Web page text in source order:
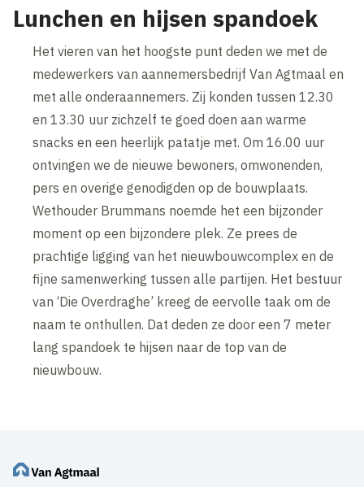
Lunchen en hijsen spandoek
Het vieren van het hoogste punt deden we met de
medewerkers van aannemersbedrijf Van Agtmaal en
met alle onderaannemers. Zij konden tussen 12.30
en 13.30 uur zichzelf te goed doen aan warme
snacks en een heerlijk patatje met. Om 16.00 uur
ontvingen we de nieuwe bewoners, omwonenden,
pers en overige genodigden op de bouwplaats.
Wethouder Brummans noemde het een bijzonder
moment op een bijzondere plek. Ze prees de
prachtige ligging van het nieuwbouwcomplex en de
fijne samenwerking tussen alle partijen. Het bestuur
van ‘Die Overdraghe’ kreeg de eervolle taak om de
naam te onthullen. Dat deden ze door een 7 meter
lang spandoek te hijsen naar de top van de
nieuwbouw.